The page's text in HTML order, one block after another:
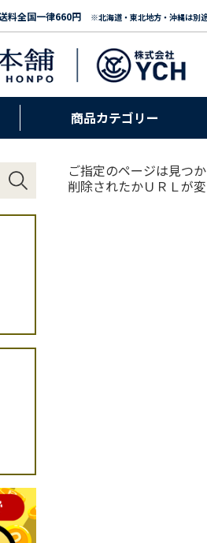
料全国一律660円 ※北海道・東北地方・沖縄は別
商品カテゴリー
ご指定のページは見つか
削除されたかＵＲＬが